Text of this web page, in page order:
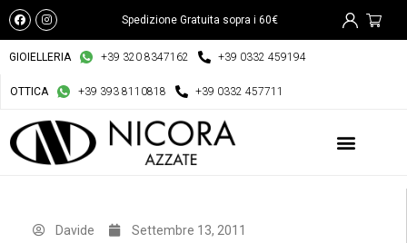
Spedizione Gratuita sopra i 60€
GIOIELLERIA +39 320 8347162 +39 0332 459194
OTTICA +39 393 8110818 +39 0332 457711
Davide Settembre 13, 2011